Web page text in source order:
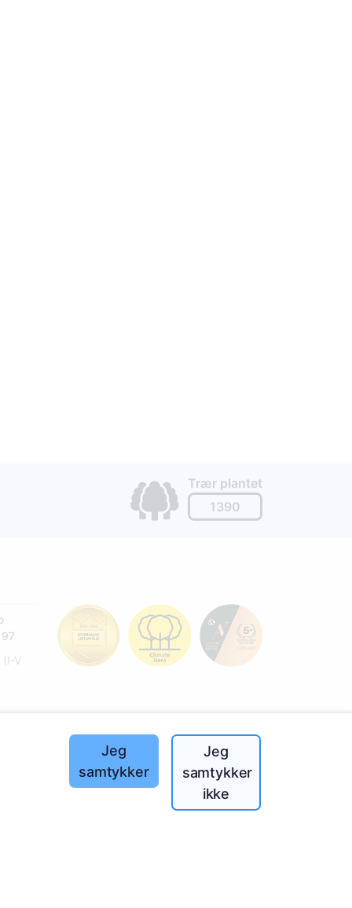
Trær plantet
1390
(I-V
Jeg
samtykker
Jeg
samtykker
ikke